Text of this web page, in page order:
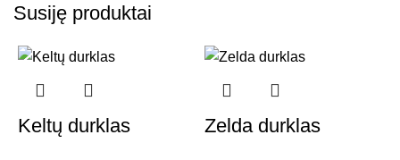
Susiję produktai
Keltų durklas Zelda durklas